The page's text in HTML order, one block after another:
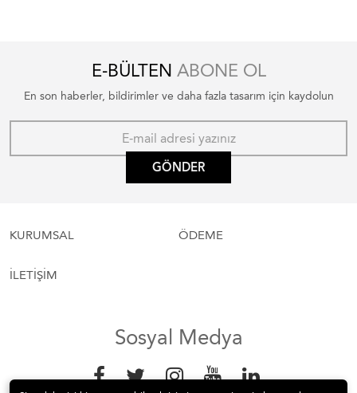
E-BÜLTEN ABONE OL
En son haberler, bildirimler ve daha fazla tasarım için kaydolun
GÖNDER
KURUMSAL ÖDEME
İLETİŞİM
Sosyal Medya